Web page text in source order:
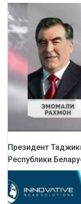
Президент
Республики